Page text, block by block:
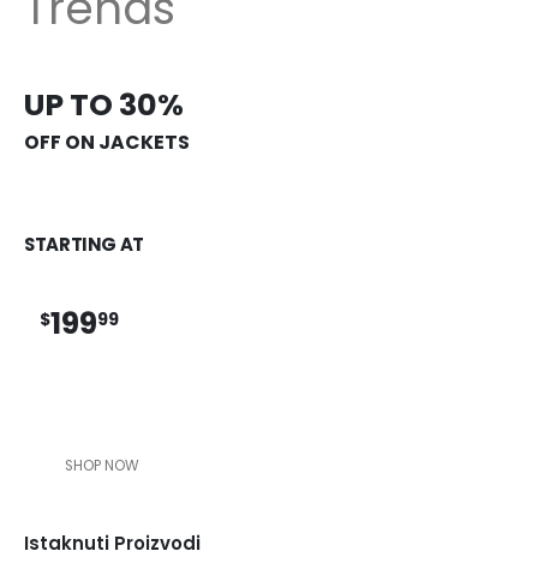
UP TO 30%
OFF ON JACKETS
STARTING AT
$19999
SHOP NOW
Istaknuti Proizvodi